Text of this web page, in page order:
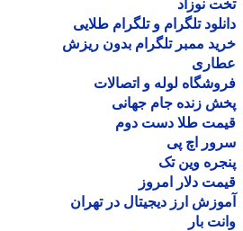
نوزاد
تلگرام و تلگرام طلایی
ممبر تلگرام بدون ریزش
لوله و اتصالات
زنده جام جهانی
طلا دست دوم
اچ پی
وین تک
دلار امروز
ارز دیجیتال در تهران
بار